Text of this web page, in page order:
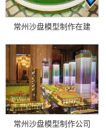
常州沙盘模型制作在建
常州沙盘模型制作公司